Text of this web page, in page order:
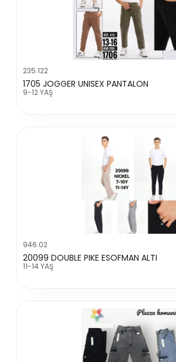
235.122
1705 JOGGER UNISEX PANTALON
9-12 YAŞ
946.02
20099 DOUBLE PIKE ESOFMAN ALTI
11-14 YAŞ